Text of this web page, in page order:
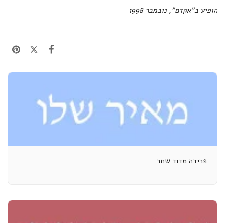
הופיע ב"אקדם", נובמבר 1998
פרידה מדוד שחר